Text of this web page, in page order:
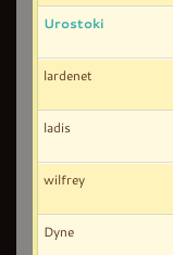
Urostoki
lardenet
ladis
wilfrey
Dyne